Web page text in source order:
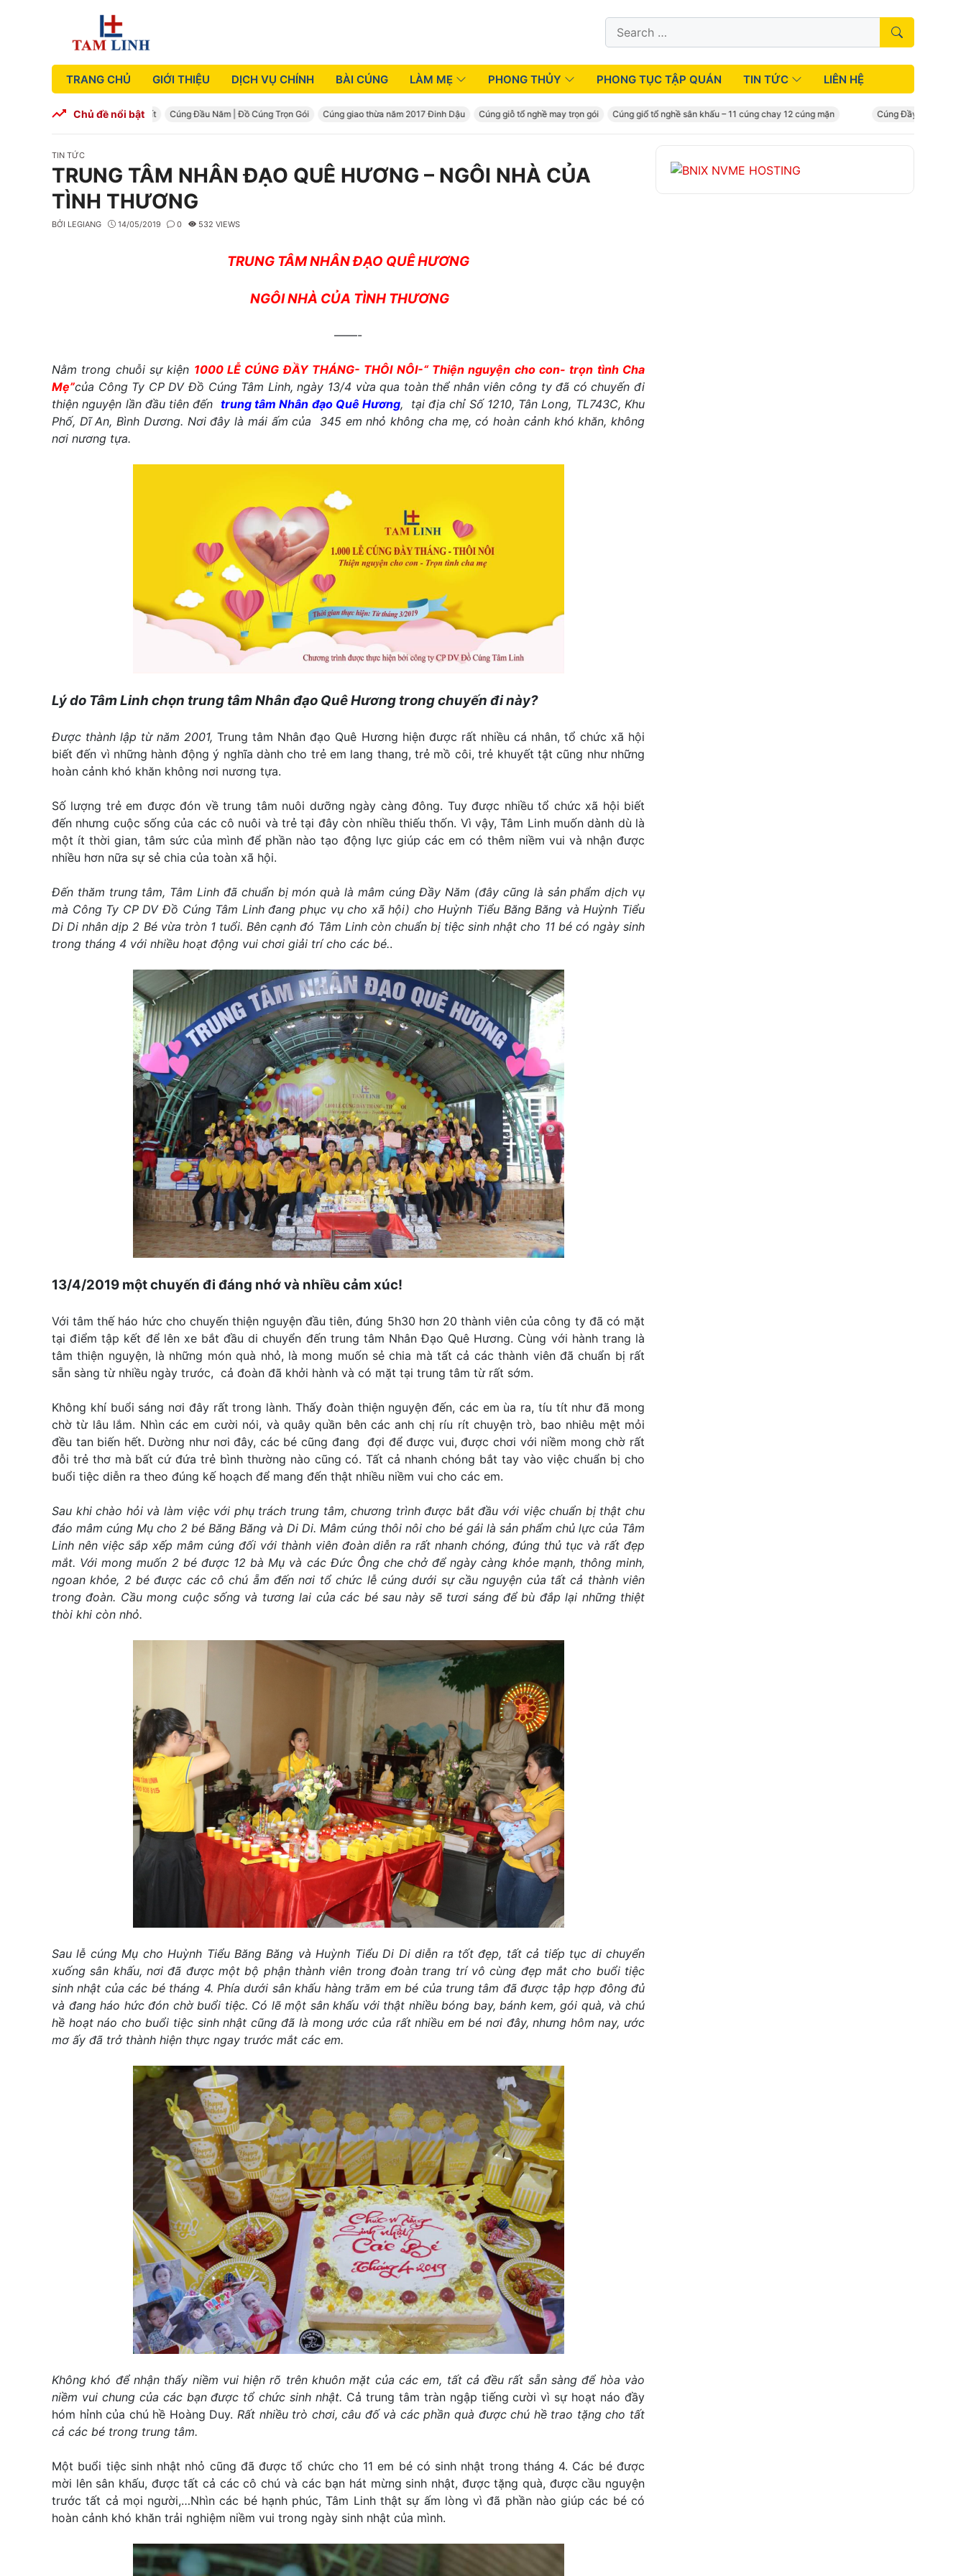
Search
for:
TRANG CHỦ GIỚI THIỆU DỊCH VỤ CHÍNH BÀI CÚNG LÀM MẸ PHONG THỦY PHONG TỤC TẬP QUÁN TIN TỨC LIÊN HỆ
Chủ đề nổi bật
cúng đầy tháng đầy đủ nhất Cúng Đầu Năm | Đồ Cúng Trọn Gói Cúng giao thừa năm 2017 Đinh Dậu Cúng giỗ tổ nghề may trọn gói Cúng giổ tổ nghề sân khấu – 11 cúng chay 12 cúng mặn Cúng Đầy Tháng – Mâm
CATEGORIES
TIN TỨC
TRUNG TÂM NHÂN ĐẠO QUÊ HƯƠNG – NGÔI NHÀ CỦA
TÌNH THƯƠNG
BỞI LEGIANG 14/05/2019 0 532 VIEWS
TRUNG TÂM NHÂN ĐẠO QUÊ HƯƠNG
NGÔI NHÀ CỦA TÌNH THƯƠNG
——-
Nằm trong chuỗi sự kiện 1000 LỄ CÚNG ĐẦY THÁNG- THÔI NÔI-“ Thiện nguyện cho con- trọn tình Cha
Mẹ”của Công Ty CPDVĐồ Cúng Tâm Linh,ngày 13/4 vừaqua toàn thểnhân viên công ty đã có chuyến đi
thiện nguyện lần đầu tiên đến trung tâm Nhân đạo Quê Hương, tạiđịa chỉSố 1210, Tân Long, TL743C, Khu
Phố, Dĩ An, Bình Dương. Nơi đây là mái ấm của 345em nhỏ không cha mẹ, có hoàn cảnh khó khăn, không
nơi nương tựa.
Lý do Tâm Linh chọn trung tâm Nhân đạo Quê Hương trong chuyến đi này?
Được thành lập từ năm 2001,Trung tâm Nhân đạo Quê Hương hiện được rất nhiều cá nhân, tổ chức xã hội
biết đến vì những hành động ý nghĩa dành cho trẻ em lang thang, trẻ mồ côi, trẻ khuyết tật cũng như những
hoàn cảnh khó khăn không nơi nương tựa.
Số lượng trẻ em được đón về trung tâm nuôi dưỡng ngày càng đông. Tuy được nhiều tổ chức xã hội biết
đến nhưng cuộc sống của các cô nuôi và trẻ tại đây còn nhiều thiếu thốn. Vì vậy, Tâm Linh muốn dành dù là
một ít thời gian, tâm sức của mình để phần nào tạo động lực giúp các em có thêm niềm vui và nhận được
nhiều hơn nữa sự sẻ chia của toàn xã hội.
Đến thăm trung tâm, Tâm Linh đã chuẩn bị món quà là mâm cúng Đầy Năm (đây cũng là sản phẩm dịch vụ
mà Công Ty CP DV Đồ Cúng Tâm Linh đang phục vụ cho xã hội) cho Huỳnh Tiểu Băng Băng và Huỳnh Tiểu
Di Di nhân dịp 2 Bé vừa tròn 1 tuổi. Bên cạnh đó Tâm Linh còn chuẩn bị tiệc sinh nhật cho 11 bé có ngày sinh
trong tháng 4 với nhiều hoạt động vui chơi giải trí cho các bé..
13/4/2019 một chuyến đi đáng nhớ và nhiều cảm xúc!
Với tâm thế háo hức cho chuyến thiện nguyện đầu tiên, đúng 5h30 hơn 20 thành viên của công ty đã có mặt
tại điểm tập kết để lên xe bắt đầu di chuyển đến trung tâm Nhân Đạo Quê Hương. Cùng với hành trang là
tâm thiện nguyện, là những món quà nhỏ, là mong muốn sẻ chia mà tất cả các thành viên đã chuẩn bị rất
sẵn sàng từ nhiều ngày trước, cả đoàn đã khởi hành và có mặt tại trung tâm từ rất sớm.
Không khí buổi sáng nơi đây rất trong lành. Thấy đoàn thiện nguyện đến, các em ùa ra, tíu tít như đã mong
chờ từ lâu lắm. Nhìn các em cười nói, và quây quần bên các anh chị ríu rít chuyện trò, bao nhiêu mệt mỏi
đều tan biến hết. Dường như nơi đây, các bé cũng đang đợi để được vui, được chơi với niềm mong chờ rất
đỗi trẻ thơ mà bất cứ đứa trẻ bình thường nào cũng có. Tất cả nhanh chóng bắt tay vào việc chuẩn bị cho
buổi tiệc diễn ra theo đúng kế hoạch để mang đến thật nhiều niềm vui cho các em.
Sau khi chào hỏi và làm việc với phụ trách trung tâm, chương trình được bắt đầu với việc chuẩn bị thật chu
đáo mâm cúng Mụ cho 2 bé Băng Băng và Di Di. Mâm cúng thôi nôi cho bé gái là sản phẩm chủ lực của Tâm
Linh nên việc sắp xếp mâm cúng đối với thành viên đoàn diễn ra rất nhanh chóng, đúng thủ tục và rất đẹp
mắt. Với mong muốn 2 béđược 12 bà Mụ và các Đức Ông che chở để ngày càng khỏe mạnh, thông minh,
ngoan khỏe, 2 bé được các cô chú ẵm đến nơi tổ chức lễ cúng dưới sự cầu nguyện của tất cả thành viên
trong đoàn. Cầu mong cuộc sống và tương lai của các bésau này sẽ tươi sáng để bù đắp lại những thiệt
thòi khi còn nhỏ.
Saulễ cúng Mụ cho Huỳnh Tiểu Băng Băng và Huỳnh Tiểu Di Di diễn ra tốt đẹp, tất cả tiếp tục di chuyển
xuống sân khấu, nơi đã được một bộ phận thành viên trong đoàn trang trí vô cùng đẹp mắt cho buổi tiệc
sinh nhật của các bé tháng 4. Phía dưới sân khấu hàng trăm em bé của trung tâm đã được tập hợp đông đủ
và đang háo hức đón chờ buổi tiệc. Có lẽ một sân khấu với thật nhiều bóng bay, bánh kem, gói quà, và chú
hề hoạt náo cho buổi tiệc sinh nhật cũng đã là mong ước của rất nhiều em bé nơi đây, nhưng hôm nay, ước
mơ ấy đã trở thành hiện thực ngay trước mắt các em.
Không khó để nhận thấy niềm vui hiện rõ trên khuôn mặt của các em, tất cả đều rất sẵn sàng để hòa vào
niềm vui chung của các bạn được tổ chức sinh nhật. Cả trung tâm tràn ngập tiếng cười vì sự hoạt náo đầy
hóm hỉnh của chú hề Hoàng Duy. Rất nhiều trò chơi, câu đố và các phần quà được chú hề trao tặng cho tất
cả các bé trong trung tâm.
Một buổi tiệc sinh nhật nhỏ cũng đã được tổ chức cho 11 em bé có sinh nhật trong tháng 4. Các bé được
mời lên sân khấu, được tất cả các cô chú và các bạn hát mừng sinh nhật, được tặng quà, được cầu nguyện
trước tất cả mọi người,…Nhìn các bé hạnh phúc, Tâm Linh thật sự ấm lòng vì đã phần nào giúp các bé có
hoàn cảnh khó khăn trải nghiệm niềm vui trong ngày sinh nhật của mình.